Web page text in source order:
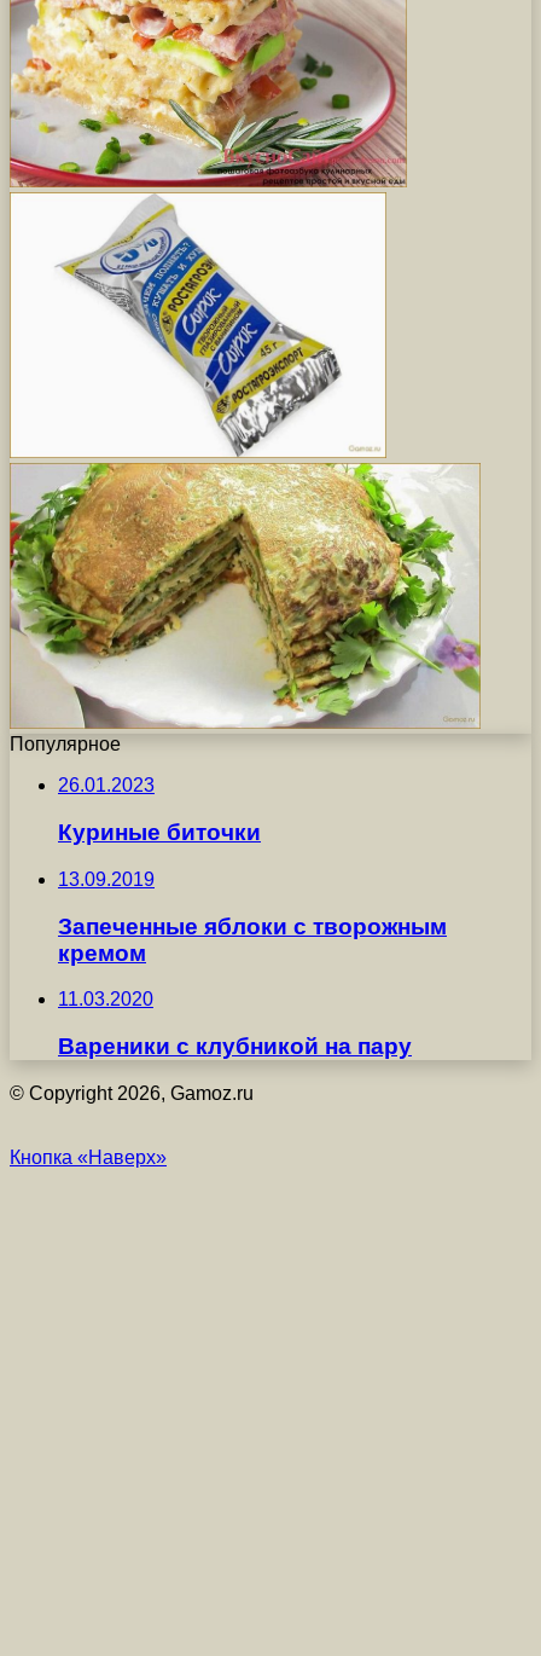
Популярное
26.01.2023
Куриные биточки
13.09.2019
Запеченные яблоки с творожным
кремом
11.03.2020
Вареники с клубникой на пару
© Copyright 2026, Gamoz.ru
Кнопка «Наверх»